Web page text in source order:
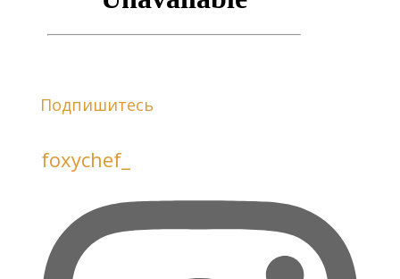
Подпишитесь
foxychef_